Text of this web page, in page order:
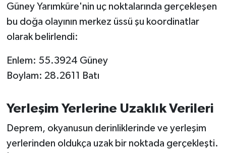
Güney Yarımküre'nin uç noktalarında gerçekleşen
bu doğa olayının merkez üssü şu koordinatlar
olarak belirlendi:
Enlem: 55.3924 Güney
Boylam: 28.2611 Batı
Yerleşim Yerlerine Uzaklık Verileri
Deprem, okyanusun derinliklerinde ve yerleşim
yerlerinden oldukça uzak bir noktada gerçekleşti.
SİYASET
Sındırgı
SPOR
Susurluk
TARİHTE BUGÜN